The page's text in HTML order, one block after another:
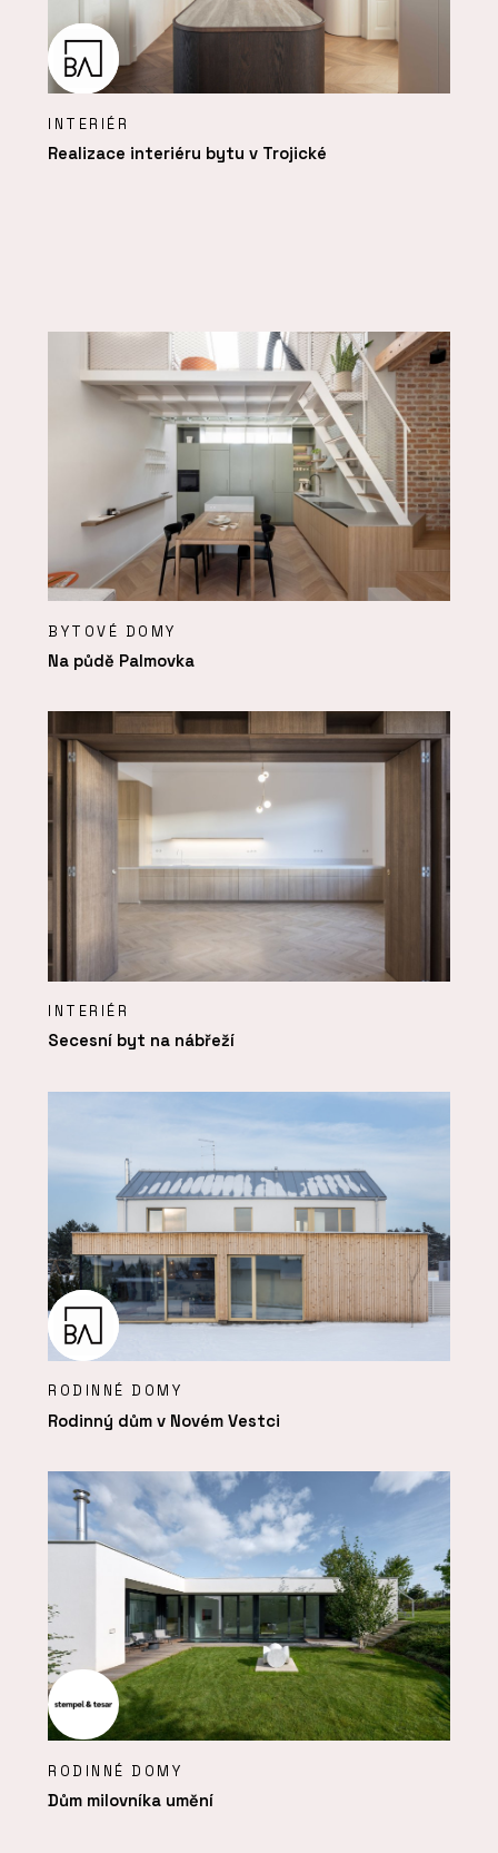
INTERIÉR
Realizace interiéru bytu v Trojické
BYTOVÉ DOMY
Na půdě Palmovka
INTERIÉR
Secesní byt na nábřeží
RODINNÉ DOMY
Rodinný dům v Novém Vestci
RODINNÉ DOMY
Dům milovníka umění